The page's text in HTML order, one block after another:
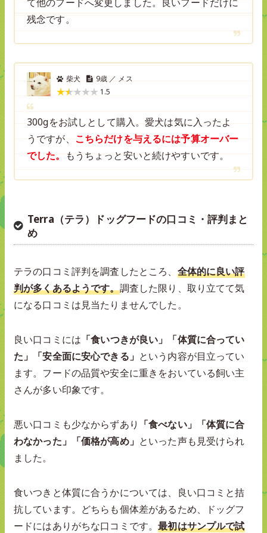
残念です。
柴犬
9歳 ／ メス
1.5
300gをお試しとして購入。愛犬は気に入ったよ
うですが、 こちらだけを与えるには予算オーバー
でした。
もうちょっと安いと続けやすいです。
Terra（テラ）ドッグフードの口コミ・評判まと
め
テラの口コミ評判を調査したところ、 全体的に良い評
判が多くあるようです。調査した限り、取り立てて気
になる口コミは見当たりませんでした。
良い口コミには 「食いつきが良い」「体質に合ってい
た」「安全面に安心できる」 という内容が目立ってい
ます。フードの品質や安全に重きをおいている飼い主
さんが多い印象です。
悪い口コミも少なからずあり 「食べない」「体質に合
わなかった」「価格が高め」 といった声も見受けられ
ました。
食いつきと体質に合うかについては、良い口コミと拮
抗しています。どちらも個体差があるため、ドッグフ
ードにはありがちな口コミです。最初はサンプルで試